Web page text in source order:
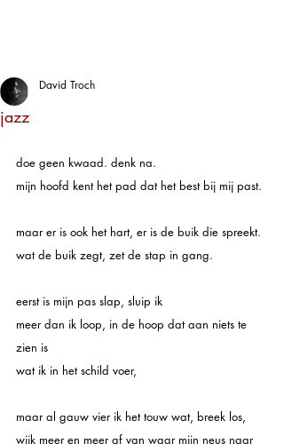
jazz
David Troch
doe geen kwaad. denk na.
mijn hoofd kent het pad dat het best bij mij past.
maar er is ook het hart, er is de buik die spreekt.
wat de buik zegt, zet de stap in gang.
eerst is mijn pas slap, sluip ik
meer dan ik loop, in de hoop dat aan niets te
zien is
wat ik in het schild voer,
maar al gauw vier ik het touw wat, breek los,
wijk meer en meer af van waar mijn neus naar